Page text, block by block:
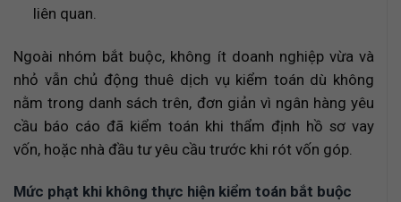
liên quan.
Ngoài nhóm bắt buộc, không ít doanh nghiệp vừa và
nhỏ vẫn chủ động thuê dịch vụ kiểm toán dù không
nằm trong danh sách trên, đơn giản vì ngân hàng yêu
cầu báo cáo đã kiểm toán khi thẩm định hồ sơ vay
vốn, hoặc nhà đầu tư yêu cầu trước khi rót vốn góp.
Mức phạt khi không thực hiện kiểm toán bắt buộc